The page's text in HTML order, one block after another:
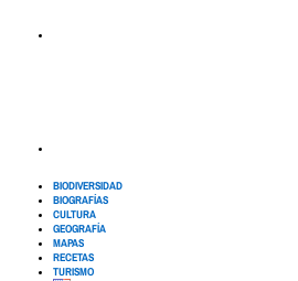
BIODIVERSIDAD
BIOGRAFÍAS
CULTURA
GEOGRAFÍA
MAPAS
RECETAS
TURISMO